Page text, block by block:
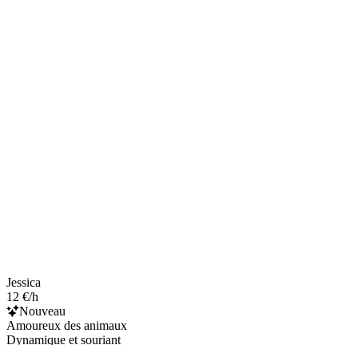
Jessica
12 €/h
Nouveau
Amoureux des animaux
Dynamique et souriant